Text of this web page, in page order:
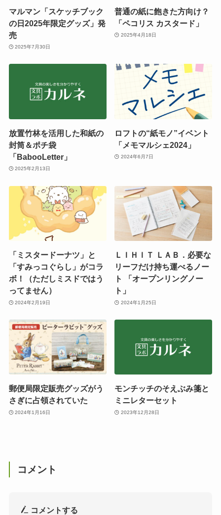
マルマン「スケッチブック
の日2025年限定グッズ」発
売
2025年7月30日
普通の紙に飽きた方向け？
「ペコリス カスタード」
2025年4月18日
放置竹林を活用した和紙の
封筒＆ポチ袋
「BabooLetter」
2025年2月13日
ロフトの“紙モノ”イベント
「メモマルシェ2024」
2024年6月7日
「ミスタードーナツ」と
「すみっコぐらし」がコラ
ボ！（ただしミスドではう
ってません）
2024年2月19日
ＬＩＨＩＴ ＬＡＢ．必要な
リーフだけ持ち運べるノー
ト 「オープンリングノー
ト」
2024年1月25日
郵便局限定販売グッズがう
さぎに占領されていた
2024年1月16日
モンチッチのそえぶみ箋と
ミニレターセット
2023年12月28日
コメント
コメントする